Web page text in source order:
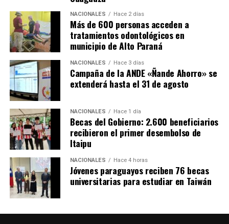
para que todos los pacientes tengan la mejor atención.
Por su parte, El gobernador de Caazapá, Cristian Acosta,
afirmó que la habilitación de este hospital especializado
es «un sueño que se está cumpliendo» y anunció que
próximamente se prevé habilitar también un centro
nefrológico, que actualmente se está construyendo
mediante una inversión de más de 3.000 millones de
guaraníes por parte de la Entidad Binacional Yacyretá.
NACIONALES Hace 2 días
Más de 600 personas acceden a
tratamientos odontológicos en
municipio de Alto Paraná
NACIONALES Hace 3 días
Campaña de la ANDE «Ñande Ahorro» se
extenderá hasta el 31 de agosto
NACIONALES Hace 1 día
Becas del Gobierno: 2.600 beneficiarios
recibieron el primer desembolso de
Itaipu
NACIONALES Hace 4 horas
Jóvenes paraguayos reciben 76 becas
universitarias para estudiar en Taiwán